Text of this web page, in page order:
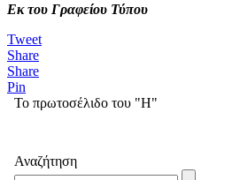
Εκ του Γραφείου Τύπου
Tweet
Share
Share
Pin
Το πρωτοσέλιδο του "Η"
Αναζήτηση